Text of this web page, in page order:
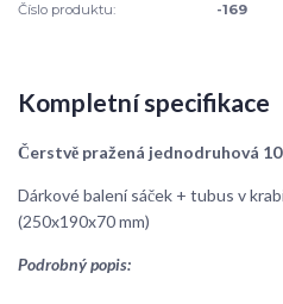
Číslo produktu: -169
Kompletní specifikace
Čerstvě pražená jednodruhová
Dárkové balení sáček + tubus v
(250x190x70 mm)
Podrobný popis: